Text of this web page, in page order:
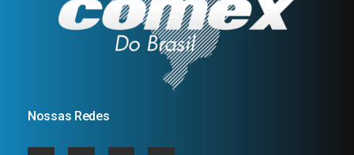
Nossas Redes